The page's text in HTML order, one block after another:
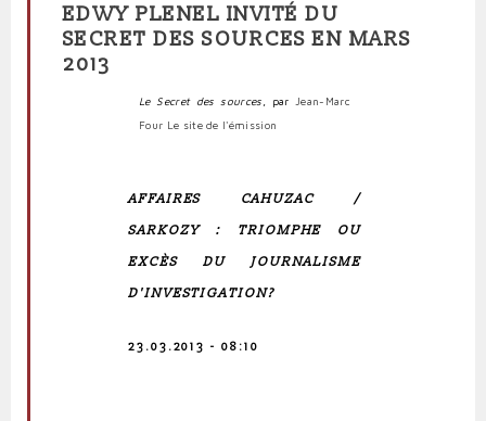
EDWY PLENEL INVITÉ DU
SECRET DES SOURCES EN MARS
2013
Le Secret des sources , par
Jean-Marc
Four Le site de l'émission
AFFAIRES CAHUZAC /
SARKOZY : TRIOMPHE OU
EXCÈS DU JOURNALISME
D'INVESTIGATION?
23.03.2013 - 08:10